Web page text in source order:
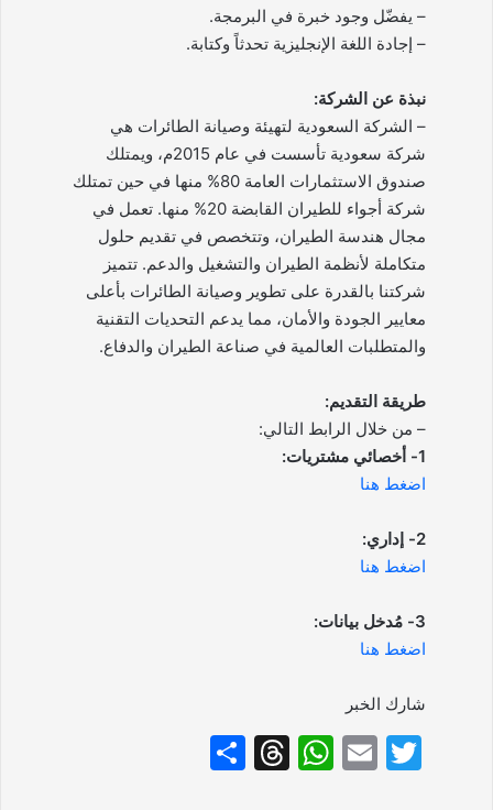
– يفضّل وجود خبرة في البرمجة.
– إجادة اللغة الإنجليزية تحدثاً وكتابة.
نبذة عن الشركة:
– الشركة السعودية لتهيئة وصيانة الطائرات هي
شركة سعودية تأسست في عام 2015م، ويمتلك
صندوق الاستثمارات العامة 80% منها في حين تمتلك
شركة أجواء للطيران القابضة 20% منها. تعمل في
مجال هندسة الطيران، وتتخصص في تقديم حلول
متكاملة لأنظمة الطيران والتشغيل والدعم. تتميز
شركتنا بالقدرة على تطوير وصيانة الطائرات بأعلى
معايير الجودة والأمان، مما يدعم التحديات التقنية
والمتطلبات العالمية في صناعة الطيران والدفاع.
طريقة التقديم:
– من خلال الرابط التالي:
1- أخصائي مشتريات:
اضغط هنا
2- إداري:
اضغط هنا
3- مُدخل بيانات:
اضغط هنا
شارك الخبر
T
E
W
T